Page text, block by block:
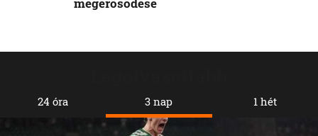
24 óra 3 nap 1 hét
megerősödése